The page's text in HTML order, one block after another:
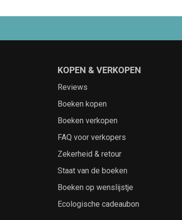
KOPEN & VERKOPEN
Reviews
Boeken kopen
Boeken verkopen
FAQ voor verkopers
Zekerheid & retour
Staat van de boeken
Boeken op wenslijstje
Ecologische cadeaubon